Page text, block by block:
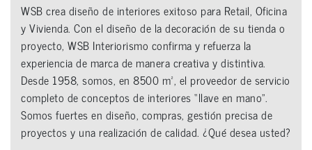
WSB crea diseño de interiores exitoso para Retail, Oficina
y Vivienda. Con el diseño de la decoración de su tienda o
proyecto, WSB Interiorismo confirma y refuerza la
experiencia de marca de manera creativa y distintiva.
Desde 1958, somos, en 8500 m², el proveedor de servicio
completo de conceptos de interiores “llave en mano”.
Somos fuertes en diseño, compras, gestión precisa de
proyectos y una realización de calidad. ¿Qué desea usted?